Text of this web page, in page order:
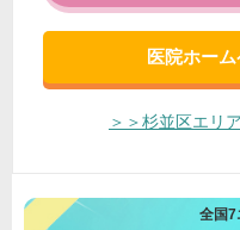
医院ホー
＞＞杉並区エリ
全国7